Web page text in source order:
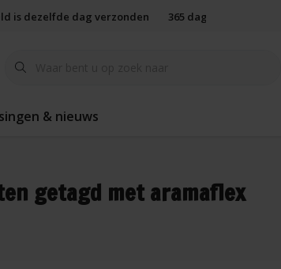
is dezelfde dag verzonden 365 dagen retourbeleid
& nieuws
getagd met aramaflex